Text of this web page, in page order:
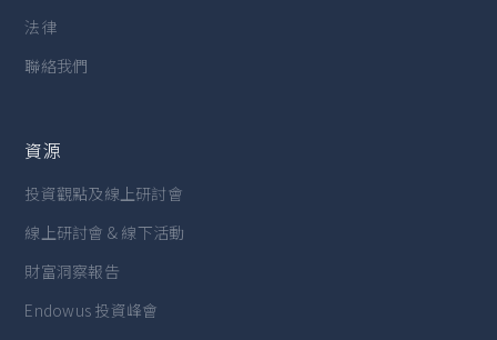
法律
聯絡我們
資源
投資觀點及線上研討會
線上研討會 & 線下活動
財富洞察報告
Endowus 投資峰會